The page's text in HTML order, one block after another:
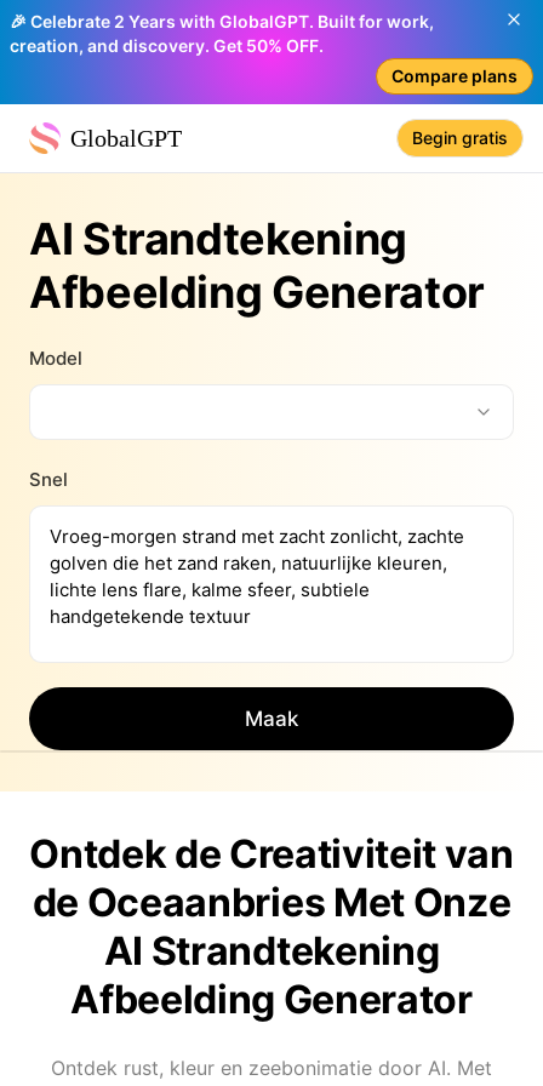
🎉 Celebrate 2 Years with GlobalGPT. Built for work,
creation, and discovery. Get 50% OFF.
Compare plans
GlobalGPT Begin gratis
AI Strandtekening
Afbeelding Generator
Model
Snel
Maak
Ontdek de Creativiteit van
de Oceaanbries Met Onze
AI Strandtekening
Afbeelding Generator
Ontdek rust, kleur en zeebonimatie door AI. Met